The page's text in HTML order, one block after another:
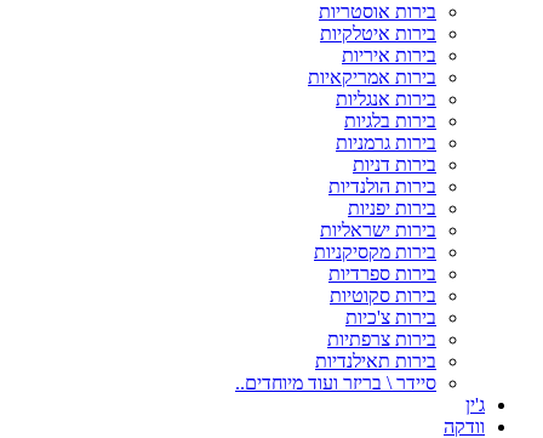
בירות אוסטריות
בירות איטלקיות
בירות איריות
בירות אמריקאיות
בירות אנגליות
בירות בלגיות
בירות גרמניות
בירות דניות
בירות הולנדיות
בירות יפניות
בירות ישראליות
בירות מקסיקניות
בירות ספרדיות
בירות סקוטיות
בירות צ'כיות
בירות צרפתיות
בירות תאילנדיות
סיידר \ בריזר ועוד מיוחדים..
ג'ין
וודקה